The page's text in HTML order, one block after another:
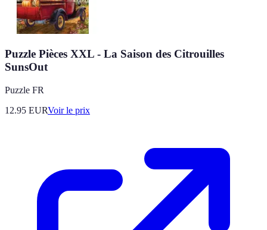
Puzzle Pièces XXL - La Saison des Citrouilles
SunsOut
Puzzle FR
12.95 EURVoir le prix